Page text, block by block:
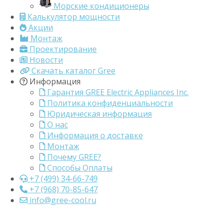
Морские кондиционеры
Калькулятор мощности
Акции
Монтаж
Проектирование
Новости
Скачать каталог Gree
Информация
Гарантия GREE Electric Appliances Inc.
Политика конфиденциальности
Юридическая информация
О нас
Информация о доставке
Монтаж
Почему GREE?
Способы Оплаты
+7 (499) 34-66-749
+7 (968) 70-85-647
info@gree-cool.ru